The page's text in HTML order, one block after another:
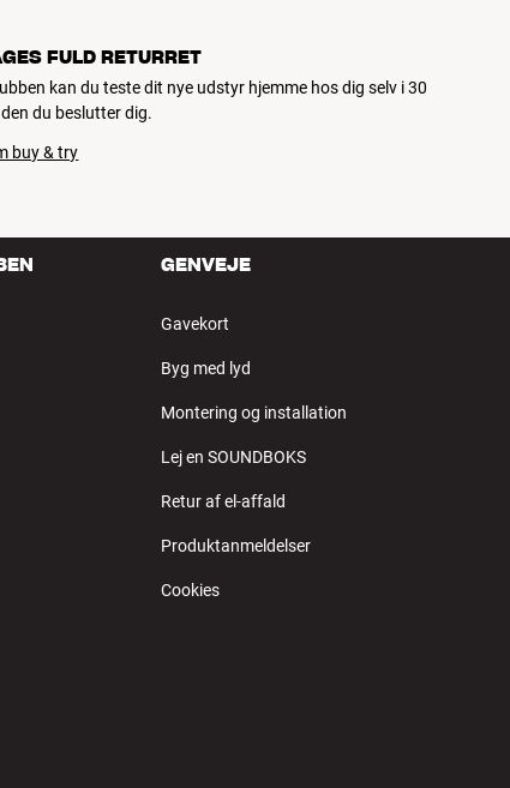
FULD RETURRET
kan du teste dit nye udstyr hjemme hos dig selv i 30
du beslutter dig.
buy & try
GENVEJE
Gavekort
Byg med lyd
Montering og installation
Lej en SOUNDBOKS
Retur af el-affald
Produktanmeldelser
Cookies